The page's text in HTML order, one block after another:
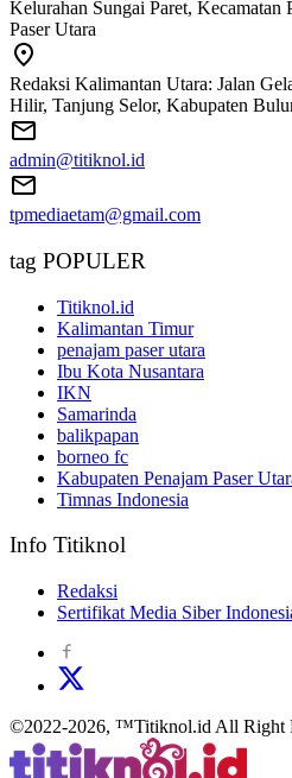
Kelurahan Sungai Paret, Kecamatan
Paser Utara
Redaksi Kalimantan Utara: Jalan
Hilir, Tanjung Selor, Kabupaten
admin@titiknol.id
tpmediaetam@gmail.com
tag POPULER
Titiknol.id
Kalimantan Timur
penajam paser utara
Ibu Kota Nusantara
IKN
Samarinda
balikpapan
borneo fc
Kabupaten Penajam Paser
Timnas Indonesia
Info Titiknol
Redaksi
Sertifikat Media Siber
©2022-2026, ™Titiknol.id All Right